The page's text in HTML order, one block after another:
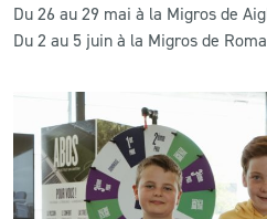
Du 26 au 29 mai à la Migros de
Du 2 au 5 juin à la Migros de